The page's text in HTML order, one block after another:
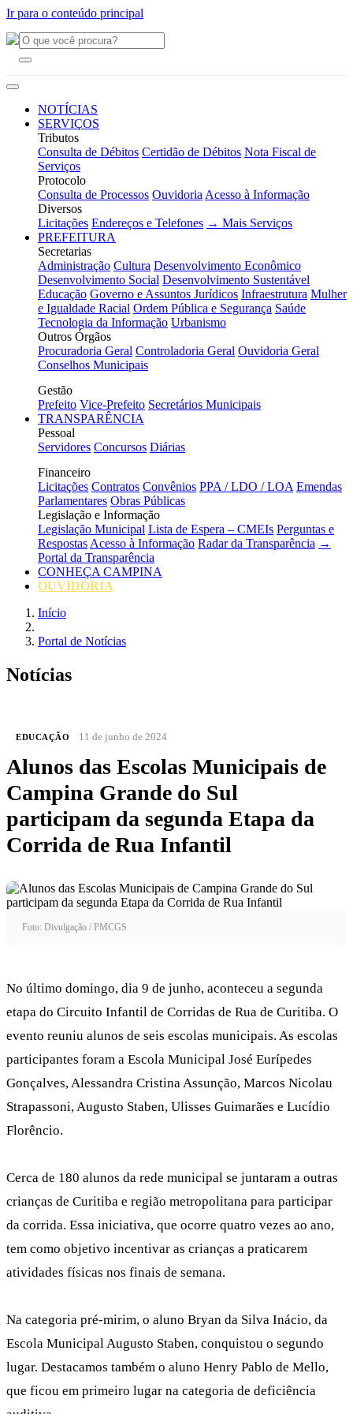
Ir para o conteúdo principal
NOTÍCIAS
SERVIÇOS
Tributos
Consulta de Débitos Certidão de Débitos Nota Fiscal de
Serviços
Protocolo
Consulta de Processos Ouvidoria Acesso à Informação
Diversos
Licitações Endereços e Telefones → Mais Serviços
PREFEITURA
Secretarias
Administração Cultura Desenvolvimento Econômico
Desenvolvimento Social Desenvolvimento Sustentável
Educação Governo e Assuntos Jurídicos Infraestrutura Mulher
e Igualdade Racial Ordem Pública e Segurança Saúde
Tecnologia da Informação Urbanismo
Outros Órgãos
Procuradoria Geral Controladoria Geral Ouvidoria Geral
Conselhos Municipais
Gestão
Prefeito Vice-Prefeito Secretários Municipais
TRANSPARÊNCIA
Pessoal
Servidores Concursos Diárias
Financeiro
Licitações Contratos Convênios PPA / LDO / LOA Emendas
Parlamentares Obras Públicas
Legislação e Informação
Legislação Municipal Lista de Espera – CMEIs Perguntas e
Respostas Acesso à Informação Radar da Transparência →
Portal da Transparência
CONHEÇA CAMPINA
OUVIDORIA
Início
Portal de Notícias
Notícias
EDUCAÇÃO 11 de junho de 2024
Alunos das Escolas Municipais de
Campina Grande do Sul
participam da segunda Etapa da
Corrida de Rua Infantil
Foto: Divulgação / PMCGS
No último domingo, dia 9 de junho, aconteceu a segunda
etapa do Circuito Infantil de Corridas de Rua de Curitiba. O
evento reuniu alunos de seis escolas municipais. As escolas
participantes foram a Escola Municipal José Eurípedes
Gonçalves, Alessandra Cristina Assunção, Marcos Nicolau
Strapassoni, Augusto Staben, Ulisses Guimarães e Lucídio
Florêncio.
Cerca de 180 alunos da rede municipal se juntaram a outras
crianças de Curitiba e região metropolitana para participar
da corrida. Essa iniciativa, que ocorre quatro vezes ao ano,
tem como objetivo incentivar as crianças a praticarem
atividades físicas nos finais de semana.
Na categoria pré-mirim, o aluno Bryan da Silva Inácio, da
Escola Municipal Augusto Staben, conquistou o segundo
lugar. Destacamos também o aluno Henry Pablo de Mello,
que ficou em primeiro lugar na categoria de deficiência